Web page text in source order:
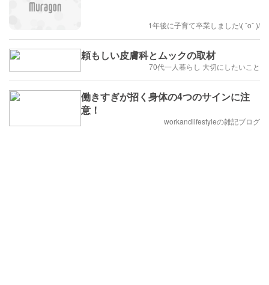
1年後に子育て卒業しました\( ˆoˆ )/
頼もしい皮膚科とムックの取材
70代一人暮らし 大切にしたいこと
働きすぎが招く身体の4つのサインに注
意！
workandlifestyleの雑記ブログ